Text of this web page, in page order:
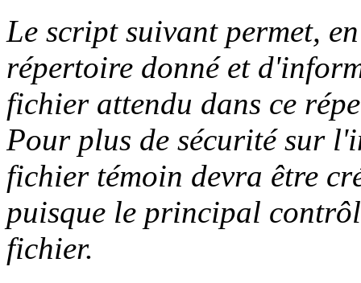
Le script suivant permet,
répertoire donné et
fichier attendu dans ce
Pour plus de sécurité sur
fichier témoin devra être
puisque le principal
fichier.